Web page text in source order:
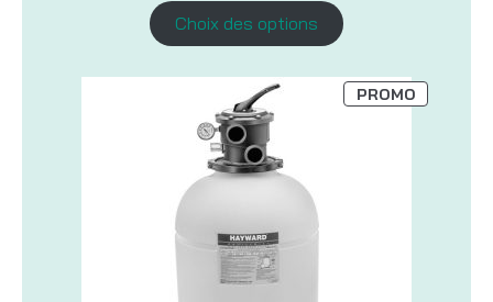
prix :
349,99$
à
Choix des options
PROMOPRODUIT
EN